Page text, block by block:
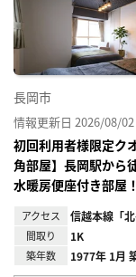
長岡市
情報更新日 2026/08/
初回利用者様限定ク
角部屋】長岡駅から
水暖房便座付き部屋！
アクセス 信越本線「北
間取り 1K
築年数 1977年 1月